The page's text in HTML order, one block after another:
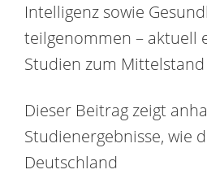
Intelligenz sowie
teilgenommen – aktuell
Studien zum
Dieser Beitrag zeigt
Studienergebnisse, wie
Deutschland